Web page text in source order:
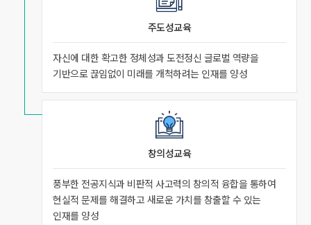
주도성교육
자신에 대한 확고한 정체성과 도전정신 글로벌 역량을
기반으로 끊임없이 미래를 개척하려는 인재를 양성
창의성교육
풍부한 전공지식과 비판적 사고력의 창의적 융합을 통하여
현실적 문제를 해결하고 새로운 가치를 창출할 수 있는
인재를 양성